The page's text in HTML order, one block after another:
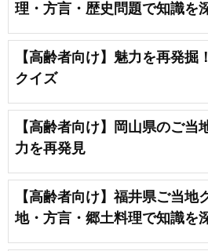
理・方言・歴史問題で知識を
【高齢者向け】魅力を再発掘
クイズ
【高齢者向け】岡山県のご当
力を再発見
【高齢者向け】福井県ご当地
地・方言・郷土料理で知識を